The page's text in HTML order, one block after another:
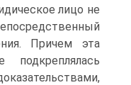
лицо не
Причем эта
подкреплялась